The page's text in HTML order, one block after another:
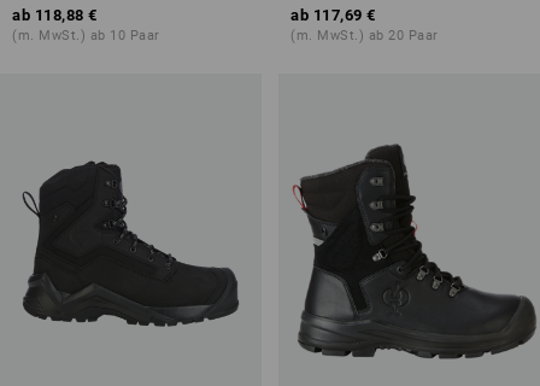
ab 118,88 €
(m. MwSt.) ab 10 Paar
ab 117,69 €
(m. MwSt.) ab 20 Paar